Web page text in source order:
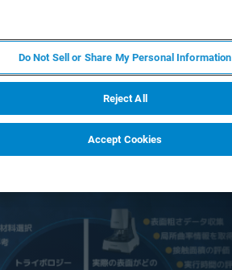
Do Not Sell or Share My Personal Information
Reject All
Accept Cookies